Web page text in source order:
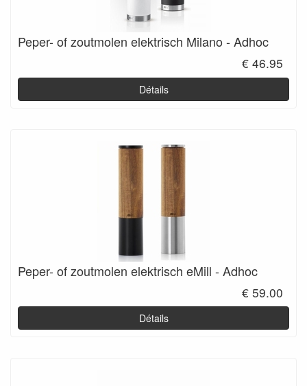
Peper- of zoutmolen elektrisch Milano - Adhoc
€ 46.95
Détails
Peper- of zoutmolen elektrisch eMill - Adhoc
€ 59.00
Détails